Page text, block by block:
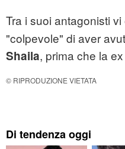
Tra i suoi antagonisti
"colpevole" di aver
Shaila, prima che la
© RIPRODUZIONE VIETATA
Di tendenza oggi